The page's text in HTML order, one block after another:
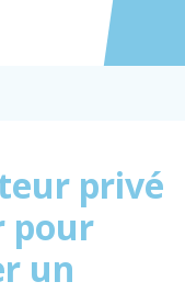
Accéder
privé
pour
un